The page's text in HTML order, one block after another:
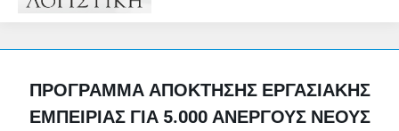
ΠΡΌΓΡΑΜΜΑ ΑΠΌΚΤΗΣΗΣ ΕΡΓΑΣΙΑΚΉΣ
ΕΜΠΕΙΡΊΑΣ ΓΙΑ 5.000 ΑΝΈΡΓΟΥΣ ΝΈΟΥΣ